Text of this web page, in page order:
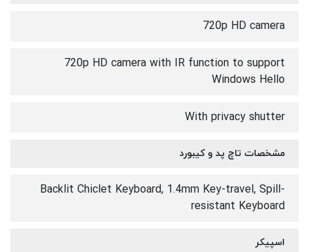
720p HD camera
720p HD camera with IR function to support
Windows Hello
With privacy shutter
مشخصات تاچ پد و کیبورد
Backlit Chiclet Keyboard, 1.4mm Key-travel, Spill-
resistant Keyboard
اسپیکر